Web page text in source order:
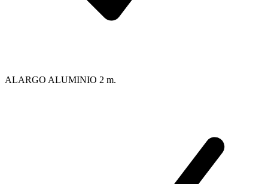
ALARGO ALUMINIO 2 m.